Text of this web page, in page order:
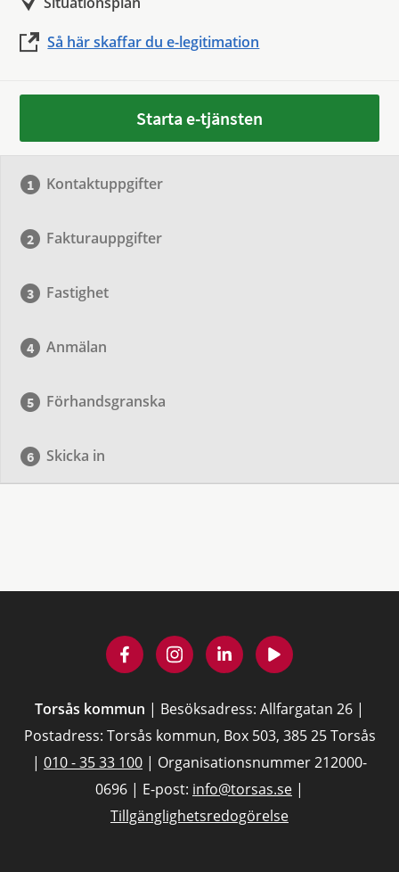
Så här skaffar du e-legitimation
Starta e-tjänsten
Kontaktuppgifter
Fakturauppgifter
Fastighet
Anmälan
Förhandsgranska
Skicka in
Torsås kommun | Besöksadress: Allfargatan 26 |
Postadress: Torsås kommun, Box 503, 385 25 Torsås
| 010 - 35 33 100 | Organisationsnummer 212000-
0696 | E-post: info@torsas.se |
Tillgänglighetsredogörelse